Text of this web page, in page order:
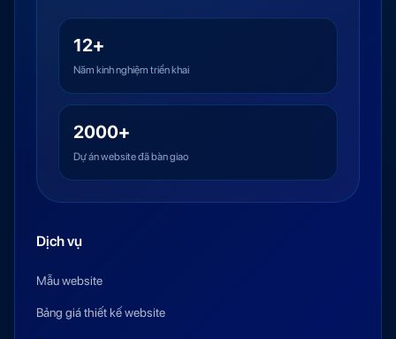
12+
Năm kinh nghiệm triển khai
2000+
Dự án website đã bàn giao
Dịch vụ
Mẫu website
Bảng giá thiết kế website